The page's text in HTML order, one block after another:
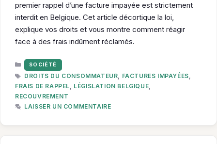
premier rappel d’une facture impayée est strictement
interdit en Belgique. Cet article décortique la loi,
explique vos droits et vous montre comment réagir
face à des frais indûment réclamés.
CATÉGORIES
SOCIÉTÉ
ÉTIQUETTES
DROITS DU CONSOMMATEUR, FACTURES IMPAYÉES,
FRAIS DE RAPPEL, LÉGISLATION BELGIQUE,
RECOUVREMENT
LAISSER UN COMMENTAIRE